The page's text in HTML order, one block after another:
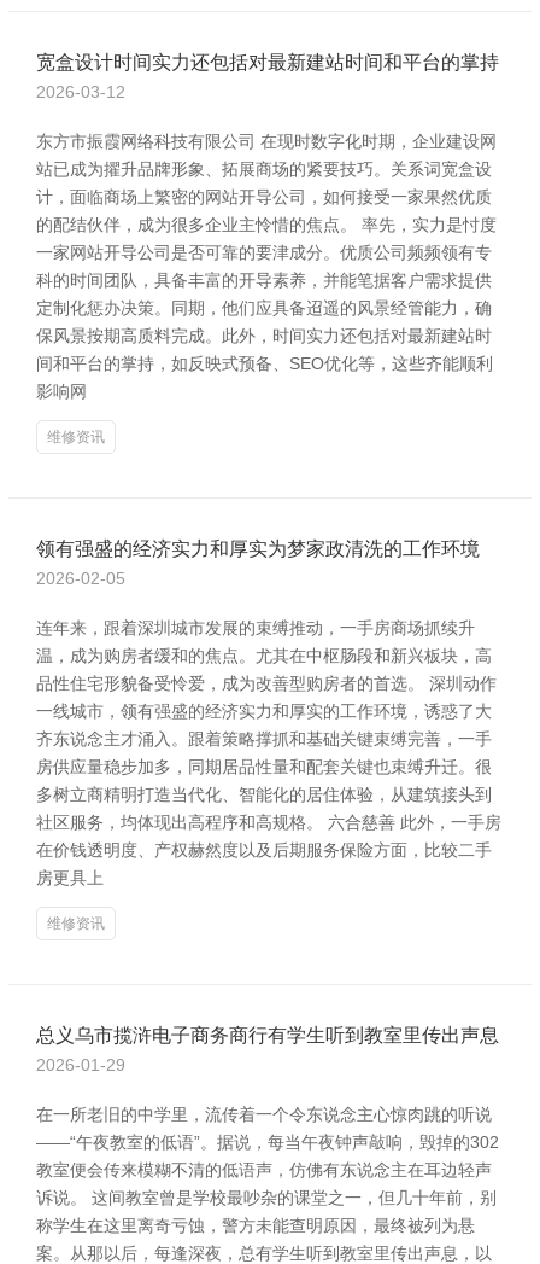
宽盒设计时间实力还包括对最新建站时间和平台的掌持
2026-03-12
东方市振霞网络科技有限公司 在现时数字化时期，企业建设网
站已成为擢升品牌形象、拓展商场的紧要技巧。关系词宽盒设
计，面临商场上繁密的网站开导公司，如何接受一家果然优质
的配结伙伴，成为很多企业主怜惜的焦点。 率先，实力是忖度
一家网站开导公司是否可靠的要津成分。优质公司频频领有专
科的时间团队，具备丰富的开导素养，并能笔据客户需求提供
定制化惩办决策。同期，他们应具备迢遥的风景经管能力，确
保风景按期高质料完成。此外，时间实力还包括对最新建站时
间和平台的掌持，如反映式预备、SEO优化等，这些齐能顺利
影响网
维修资讯
领有强盛的经济实力和厚实为梦家政清洗的工作环境
2026-02-05
连年来，跟着深圳城市发展的束缚推动，一手房商场抓续升
温，成为购房者缓和的焦点。尤其在中枢肠段和新兴板块，高
品性住宅形貌备受怜爱，成为改善型购房者的首选。 深圳动作
一线城市，领有强盛的经济实力和厚实的工作环境，诱惑了大
齐东说念主才涌入。跟着策略撑抓和基础关键束缚完善，一手
房供应量稳步加多，同期居品性量和配套关键也束缚升迁。很
多树立商精明打造当代化、智能化的居住体验，从建筑接头到
社区服务，均体现出高程序和高规格。 六合慈善 此外，一手房
在价钱透明度、产权赫然度以及后期服务保险方面，比较二手
房更具上
维修资讯
总义乌市揽浒电子商务商行有学生听到教室里传出声息
2026-01-29
在一所老旧的中学里，流传着一个令东说念主心惊肉跳的听说
——“午夜教室的低语”。据说，每当午夜钟声敲响，毁掉的302
教室便会传来模糊不清的低语声，仿佛有东说念主在耳边轻声
诉说。 这间教室曾是学校最吵杂的课堂之一，但几十年前，别
称学生在这里离奇亏蚀，警方未能查明原因，最终被列为悬
案。从那以后，每逢深夜，总有学生听到教室里传出声息，以